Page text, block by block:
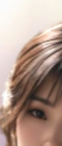
제나 지친 일
사지 샵을 찾으